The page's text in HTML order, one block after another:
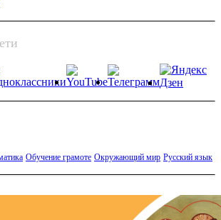
Обучение грамоте Окружающий мир Русский язык